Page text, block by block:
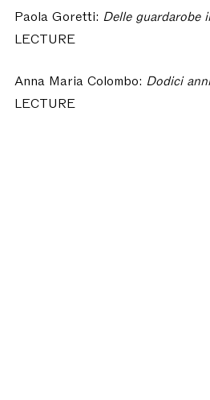
Paola Goretti: Delle guardarobe illustri: studi di alta epoca – Moda Arte
LECTURE
Anna Maria Colombo: Dodici anni al "Sole". La collaborazione di Grazietta Butazzi per il
LECTURE